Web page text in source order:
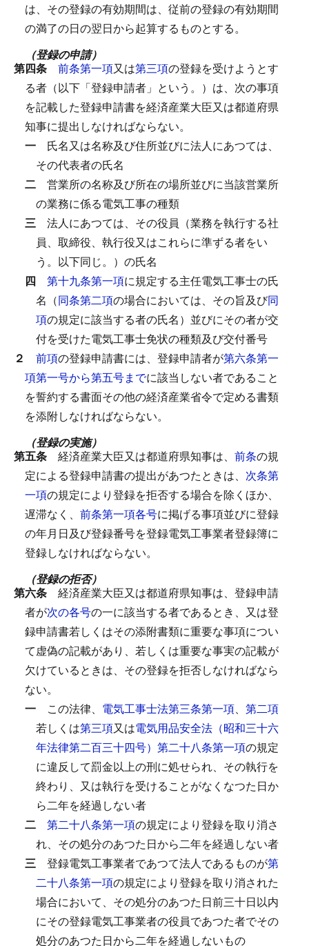
は、その登録の有効期間は、従前の登録の有効期間
の満了の日の翌日から起算するものとする。
（登録の申請）
第四条 前条第一項又は第三項の登録を受けようとす
る者（以下「登録申請者」という。）は、次の事項
を記載した登録申請書を経済産業大臣又は都道府県
知事に提出しなければならない。
一 氏名又は名称及び住所並びに法人にあつては、
その代表者の氏名
二 営業所の名称及び所在の場所並びに当該営業所
の業務に係る電気工事の種類
三 法人にあつては、その役員（業務を執行する社
員、取締役、執行役又はこれらに準ずる者をい
う。以下同じ。）の氏名
四 第十九条第一項に規定する主任電気工事士の氏
名（同条第二項の場合においては、その旨及び同
項の規定に該当する者の氏名）並びにその者が交
付を受けた電気工事士免状の種類及び交付番号
２ 前項の登録申請書には、登録申請者が第六条第一
項第一号から第五号までに該当しない者であること
を誓約する書面その他の経済産業省令で定める書類
を添附しなければならない。
（登録の実施）
第五条 経済産業大臣又は都道府県知事は、 前条の規
定による登録申請書の提出があつたときは、 次条第
一項の規定により登録を拒否する場合を除くほか、
遅滞なく、 前条第一項各号に掲げる事項並びに登録
の年月日及び登録番号を登録電気工事業者登録簿に
登録しなければならない。
（登録の拒否）
第六条 経済産業大臣又は都道府県知事は、登録申請
者が次の各号の一に該当する者であるとき、又は登
録申請書若しくはその添附書類に重要な事項につい
て虚偽の記載があり、若しくは重要な事実の記載が
欠けているときは、その登録を拒否しなければなら
ない。
一 この法律、 電気工事士法第三条第一項、 第二項
若しくは第三項又は電気用品安全法（昭和三十六
年法律第二百三十四号）第二十八条第一項の規定
に違反して罰金以上の刑に処せられ、その執行を
終わり、又は執行を受けることがなくなつた日か
ら二年を経過しない者
二 第二十八条第一項の規定により登録を取り消さ
れ、その処分のあつた日から二年を経過しない者
三 登録電気工事業者であつて法人であるものが第
二十八条第一項の規定により登録を取り消された
場合において、その処分のあつた日前三十日以内
にその登録電気工事業者の役員であつた者でその
処分のあつた日から二年を経過しないもの